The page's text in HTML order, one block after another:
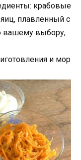
крабовые
плавленный с
вашему выбору,
и мор